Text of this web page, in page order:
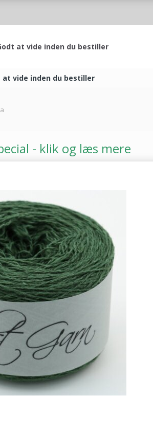
at vide inden du bestiller
at vide inden du bestiller
- klik og læs mere